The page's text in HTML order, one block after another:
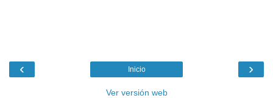
‹ ›
Inicio
Ver versión web